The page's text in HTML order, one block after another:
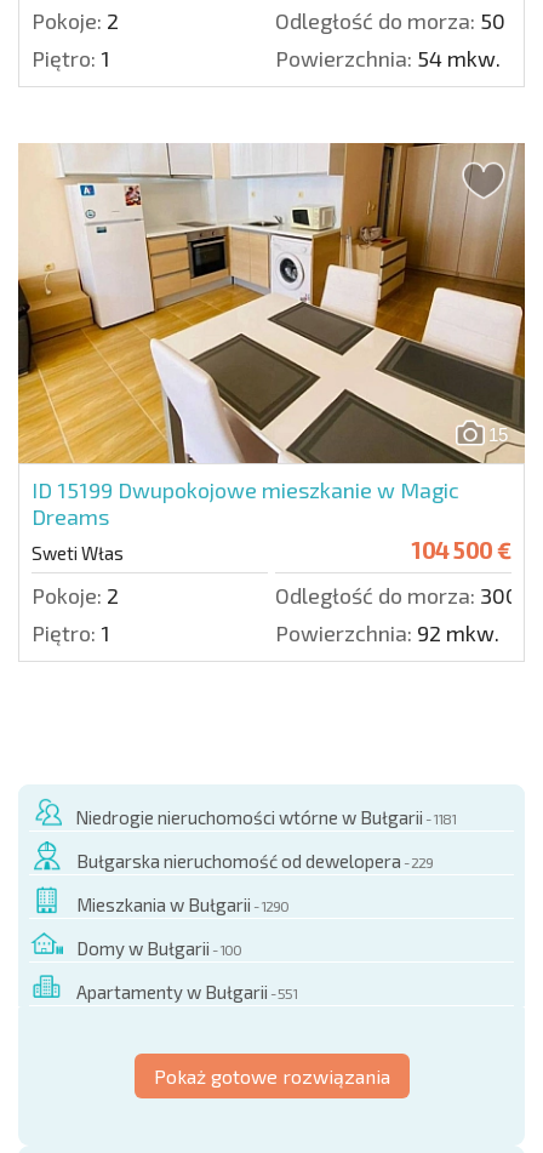
Pokoje: 2 Odległość do morza: 50 m.
Piętro: 1 Powierzchnia: 54 mkw.
15
ID 15199 Dwupokojowe mieszkanie w Magic
Dreams
Sweti Włas 104 500 €
Pokoje: 2 Odległość do morza: 300
Piętro: 1 Powierzchnia: 92 mkw.
Niedrogie nieruchomości wtórne w Bułgarii - 1181
Bułgarska nieruchomość od dewelopera - 229
Mieszkania w Bułgarii - 1290
Domy w Bułgarii - 100
Apartamenty w Bułgarii - 551
Pokaż gotowe rozwiązania